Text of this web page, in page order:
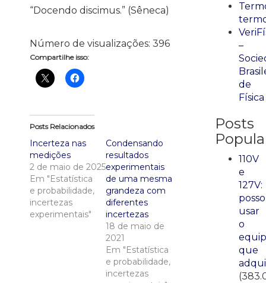
“Docendo discimus.” (Sêneca)
Número de visualizações: 396
Compartilhe isso:
Posts Relacionados
Incerteza nas
medições
2 de maio de 2025
Em "Estatística
e probabilidade,
incertezas
experimentais"
Condensando
resultados
experimentais
de uma mesma
grandeza com
diferentes
incertezas
18 de maio de
2021
Em "Estatística
e probabilidade,
incertezas
–
de
Física
Posts
110V
e
127V:
posso
usar
o
que